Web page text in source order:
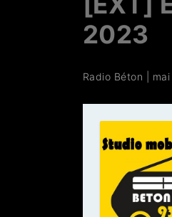
2023
Radio Béton